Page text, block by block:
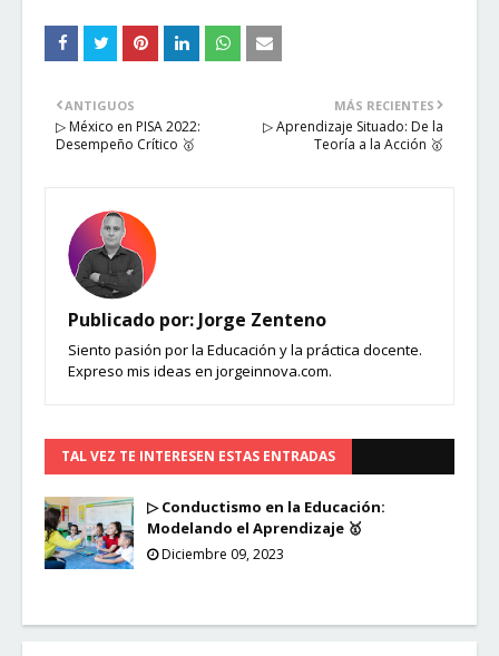
MÁS RECIENTES
▷ Aprendizaje Situado: De la
Teoría a la Acción 🥇
ANTIGUOS
▷ México en PISA 2022:
Desempeño Crítico 🥇
Publicado por: Jorge Zenteno
Siento pasión por la Educación y la práctica docente.
Expreso mis ideas en jorgeinnova.com.
TAL VEZ TE INTERESEN ESTAS ENTRADAS
▷ Conductismo en la Educación:
Modelando el Aprendizaje 🥇
Diciembre 09, 2023